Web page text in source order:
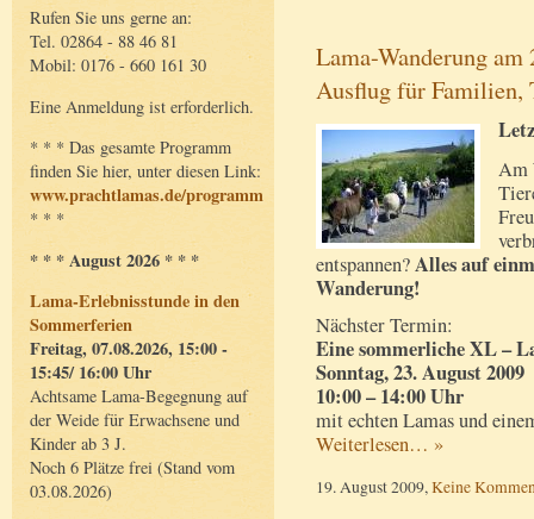
Rufen Sie uns gerne an:
Tel. 02864 - 88 46 81
Mobil: 0176 - 660 161 30
Eine Anmeldung ist erforderlich.
* * * Das gesamte Programm
finden Sie hier, unter diesen Link:
www.prachtlamas.de/programm
* * *
* * * August 2026 * * *
Lama-Erlebnisstunde in den
Sommerferien
Freitag, 07.08.2026, 15:00 -
15:45/ 16:00 Uhr
Achtsame Lama-Begegnung auf
der Weide für Erwachsene und
Kinder ab 3 J.
Noch 6 Plätze frei (Stand vom
03.08.2026)
Lama-Wanderung
Ausflug für Familien,
Am
entspannen?Alles auf
Wanderung!
Nächster Termin:
Eine sommerliche XL –
Sonntag, 23. August 2009
10:00 – 14:00 Uhr
mit echten Lamas und
Weiterlesen… »
19. August 2009,Keine